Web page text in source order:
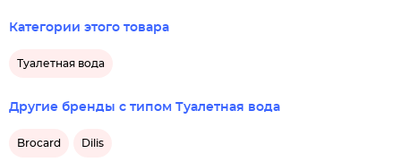
Категории этого товара
Туалетная вода
Другие бренды с типом Туалетная вода
Brocard Dilis